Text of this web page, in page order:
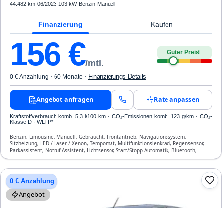
44.482 km·06/2023· 103 kW· Benzin· Manuell
Finanzierung Kaufen
156 €/mtl.
Guter Preis4
0 € Anzahlung · 60 Monate · Finanzierungs-Details
Angebot anfragen Rate anpassen
Kraftstoffverbrauch komb. 5,3 l/100 km · CO₂-Emissionen komb. 123 g/km · CO₂-
Klasse D · WLTP*
Benzin, Limousine, Manuell, Gebraucht, Frontantrieb, Navigationssystem,
Sitzheizung, LED / Laser / Xenon, Tempomat, Multifunktionslenkrad, Regensensor,
Parkassistent, Notruf-Assistent, Lichtsensor, Start/Stopp-Automatik, Bluetooth,
Freisprecheinrichtung, Verkehrszeichen-Erkennung, ESP, ABS, Klimaautomatik,
0 € Anzahlung
Angebot